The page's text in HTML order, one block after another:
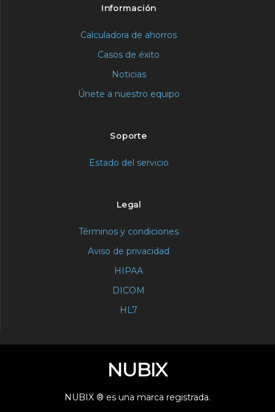
Información
Calculadora de ahorros
Casos de éxito
Noticias
Únete a nuestro equipo
Soporte
Estado del servicio
Legal
Términos y condiciones
Aviso de privacidad
HIPAA
DICOM
HL7
NUBIX
NUBIX ® es una marca registrada.